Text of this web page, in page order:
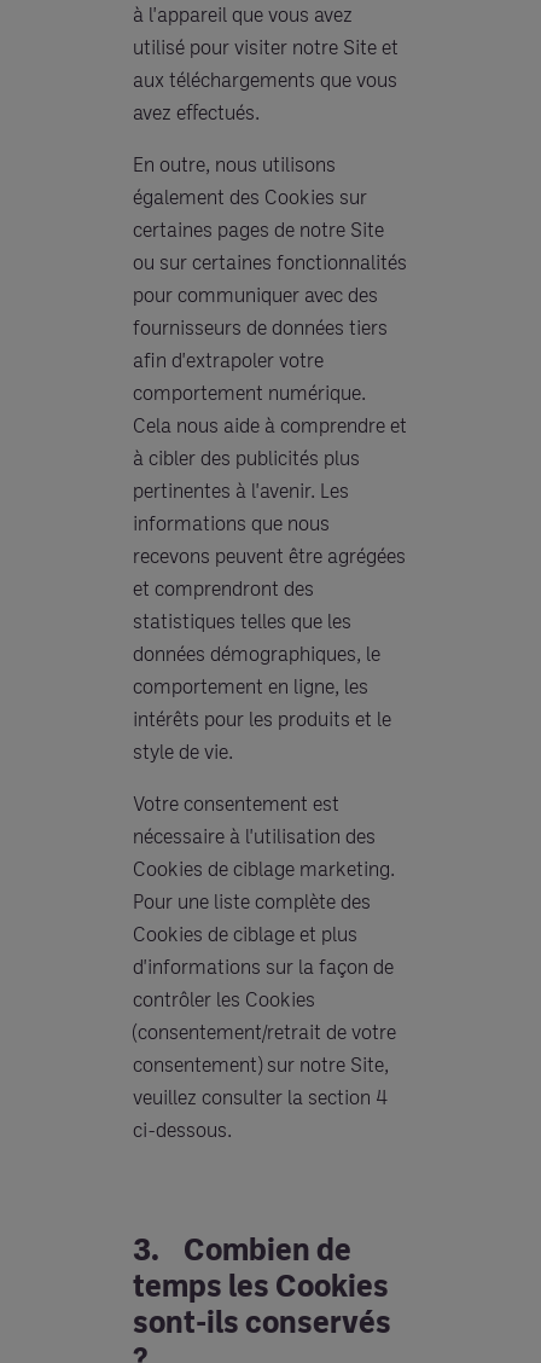
à l'appareil que vous avez
utilisé pour visiter notre Site et
aux téléchargements que vous
avez effectués.
En outre, nous utilisons
également des Cookies sur
certaines pages de notre Site
ou sur certaines fonctionnalités
pour communiquer avec des
fournisseurs de données tiers
afin d'extrapoler votre
comportement numérique.
Cela nous aide à comprendre et
à cibler des publicités plus
pertinentes à l'avenir. Les
informations que nous
recevons peuvent être agrégées
et comprendront des
statistiques telles que les
données démographiques, le
comportement en ligne, les
intérêts pour les produits et le
style de vie.
Votre consentement est
nécessaire à l'utilisation des
Cookies de ciblage marketing.
Pour une liste complète des
Cookies de ciblage et plus
d'informations sur la façon de
contrôler les Cookies
(consentement/retrait de votre
consentement) sur notre Site,
veuillez consulter la section 4
ci-dessous.
3. Combien de
temps les Cookies
sont-ils conservés